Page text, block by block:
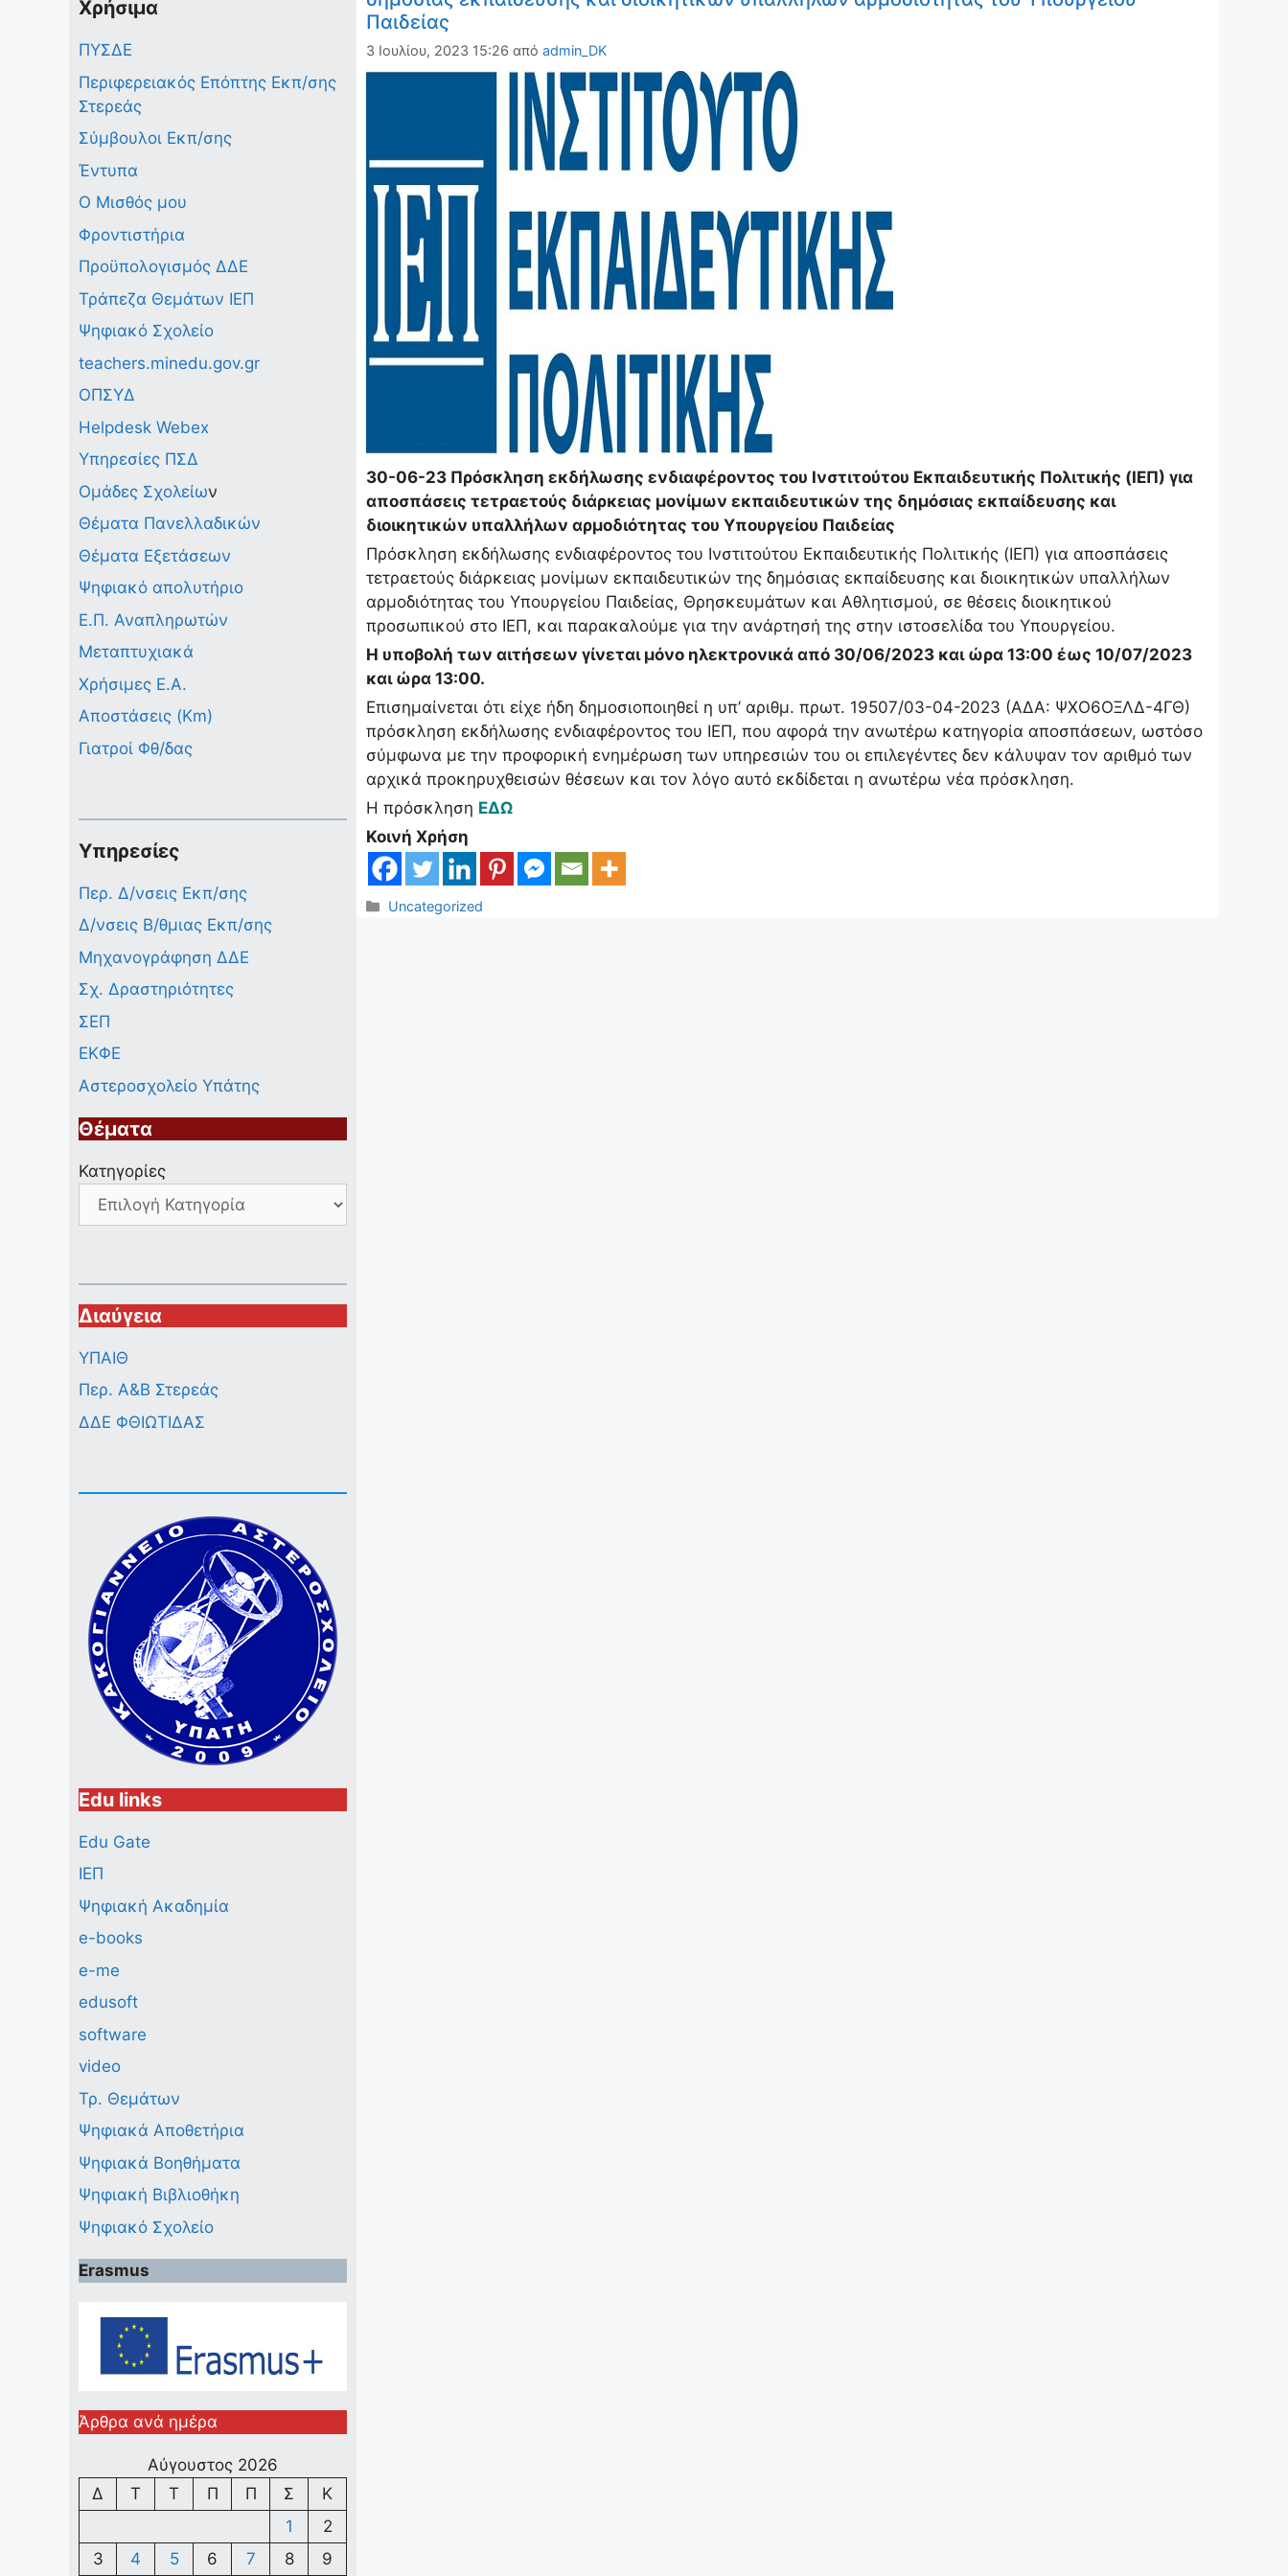
Παιδείας
3 Ιουλίου, 2023 15:26 από admin_DK
30-06-23 Πρόσκληση εκδήλωσης ενδιαφέροντος του Ινστιτούτου Εκπαιδευτικής Πολιτικής (ΙΕΠ) για
αποσπάσεις τετραετούς διάρκειας μονίμων εκπαιδευτικών της δημόσιας εκπαίδευσης και
διοικητικών υπαλλήλων αρμοδιότητας του Υπουργείου Παιδείας
Πρόσκληση εκδήλωσης ενδιαφέροντος του Ινστιτούτου Εκπαιδευτικής Πολιτικής (ΙΕΠ) για αποσπάσεις
τετραετούς διάρκειας μονίμων εκπαιδευτικών της δημόσιας εκπαίδευσης και διοικητικών υπαλλήλων
αρμοδιότητας του Υπουργείου Παιδείας, Θρησκευμάτων και Αθλητισμού, σε θέσεις διοικητικού
προσωπικού στο ΙΕΠ, και παρακαλούμε για την ανάρτησή της στην ιστοσελίδα του Υπουργείου.
H υποβολή των αιτήσεων γίνεται μόνο ηλεκτρονικά από 30/06/2023 και ώρα 13:00 έως 10/07/2023
και ώρα 13:00.
Επισημαίνεται ότι είχε ήδη δημοσιοποιηθεί η υπ’ αριθμ. πρωτ. 19507/03-04-2023 (ΑΔΑ: ΨΧΟ6ΟΞΛΔ-4ΓΘ)
πρόσκληση εκδήλωσης ενδιαφέροντος του ΙΕΠ, που αφορά την ανωτέρω κατηγορία αποσπάσεων, ωστόσο
σύμφωνα με την προφορική ενημέρωση των υπηρεσιών του οι επιλεγέντες δεν κάλυψαν τον αριθμό των
αρχικά προκηρυχθεισών θέσεων και τον λόγο αυτό εκδίδεται η ανωτέρω νέα πρόσκληση.
Η πρόσκληση ΕΔΩ
Κοινή Χρήση
Κατηγορίες
Uncategorized
Χρήσιμα
ΠΥΣΔΕ
Περιφερειακός Επόπτης Εκπ/σης
Στερεάς
Σύμβουλοι Εκπ/σης
Έντυπα
Ο Μισθός μου
Φροντιστήρια
Προϋπολογισμός ΔΔΕ
Τράπεζα Θεμάτων ΙΕΠ
Ψηφιακό Σχολείο
teachers.minedu.gov.gr
ΟΠΣΥΔ
Helpdesk Webex
Υπηρεσίες ΠΣΔ
Ομάδες Σχολείων
Θέματα Πανελλαδικών
Θέματα Εξετάσεων
Ψηφιακό απολυτήριο
Ε.Π. Αναπληρωτών
Μεταπτυχιακά
Χρήσιμες Ε.Α.
Αποστάσεις (Km)
Γιατροί Φθ/δας
Υπηρεσίες
Περ. Δ/νσεις Εκπ/σης
Δ/νσεις Β/θμιας Εκπ/σης
Μηχανογράφηση ΔΔΕ
Σχ. Δραστηριότητες
ΣΕΠ
ΕΚΦΕ
Αστεροσχολείο Υπάτης
Θέματα
Κατηγορίες
Διαύγεια
ΥΠΑΙΘ
Περ. A&B Στερεάς
ΔΔΕ ΦΘΙΩΤΙΔΑΣ
Edu links
Edu Gate
ΙΕΠ
Ψηφιακή Ακαδημία
e-books
e-me
edusoft
software
video
Τρ. Θεμάτων
Ψηφιακά Αποθετήρια
Ψηφιακά Βοηθήματα
Ψηφιακή Βιβλιοθήκη
Ψηφιακό Σχολείο
Erasmus
Άρθρα ανά ημέρα
Αύγουστος 2026
Δ
Τ Τ Π Π Σ
Κ
1
2
3
4 5 6 7 8 9